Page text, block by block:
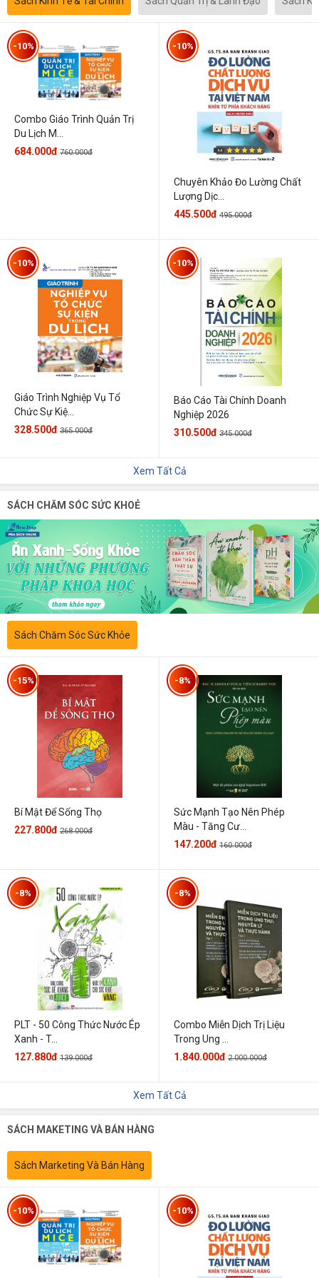
Combo Giáo Trình Quản Trị
Du Lịch M...
-10%
684.000đ 760.000đ
Chuyên Khảo Đo Lường Chất
Lượng Dịc...
-10%
445.500đ 495.000đ
Giáo Trình Nghiệp Vụ Tổ
Chức Sự Kiệ...
-10%
328.500đ 365.000đ
Báo Cáo Tài Chính Doanh
Nghiệp 2026
-10%
310.500đ 345.000đ
Xem Tất Cả
SÁCH CHĂM SÓC SỨC KHOẺ
Sách Chăm Sóc Sức Khỏe
Bí Mật Để Sống Thọ
-15%
227.800đ 268.000đ
Sức Mạnh Tạo Nên Phép
Màu - Tăng Cư...
-8%
147.200đ 160.000đ
PLT - 50 Công Thức Nước Ép
Xanh - T...
-8%
127.880đ 139.000đ
Combo Miễn Dịch Trị Liệu
Trong Ung ...
-8%
1.840.000đ 2.000.000đ
Xem Tất Cả
SÁCH MAKETING VÀ BÁN HÀNG
Sách Marketing Và Bán Hàng
-10% -10%